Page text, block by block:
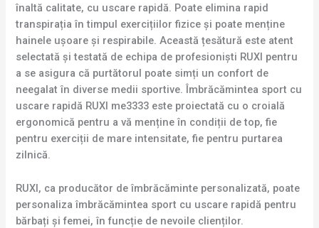
înaltă calitate, cu uscare rapidă. Poate elimina rapid
transpirația în timpul exercițiilor fizice și poate menține
hainele ușoare și respirabile. Această țesătură este atent
selectată și testată de echipa de profesioniști RUXI pentru
a se asigura că purtătorul poate simți un confort de
neegalat în diverse medii sportive. Îmbrăcămintea sport cu
uscare rapidă RUXI me3333 este proiectată cu o croială
ergonomică pentru a vă menține în condiții de top, fie
pentru exerciții de mare intensitate, fie pentru purtarea
zilnică.
RUXI, ca producător de îmbrăcăminte personalizată, poate
personaliza îmbrăcămintea sport cu uscare rapidă pentru
bărbați și femei, în funcție de nevoile clienților.